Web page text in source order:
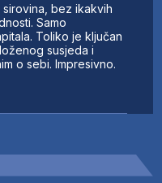
bez ikakvih
Samo
Toliko je ključan
susjeda i
o sebi. Impresivno.